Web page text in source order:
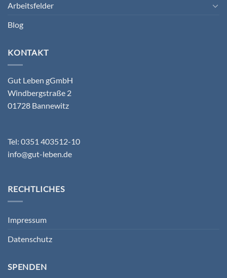
Arbeitsfelder
Blog
KONTAKT
Gut Leben gGmbH
Windbergstraße 2
01728 Bannewitz
Tel: 0351 403512-10
info@gut-leben.de
RECHTLICHES
Impressum
Datenschutz
SPENDEN